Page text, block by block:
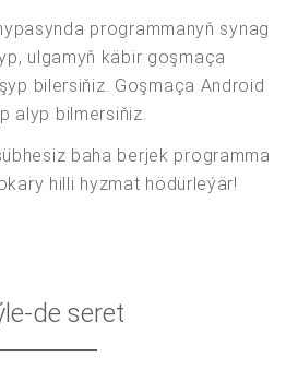
programmanyň synag
ulgamyň käbir goşmaça
bilersiňiz. Goşmaça Android
alyp bilmersiňiz.
baha berjek programma
hilli hyzmat hödürleýär!
de seret